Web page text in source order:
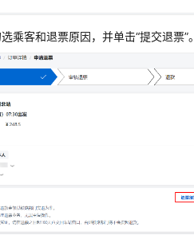
乘客和退票原因，并单击“提交退票”。